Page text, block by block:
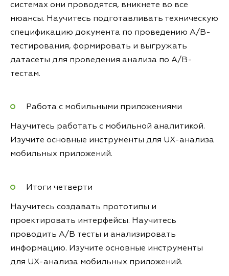
системах они проводятся, вникнете во все
нюансы. Научитесь подготавливать техническую
спецификацию документа по проведению A/B-
тестирования, формировать и выгружать
датасеты для проведения анализа по A/B-
тестам.
Работа с мобильными приложениями
Научитесь работать с мобильной аналитикой.
Изучите основные инструменты для UX-анализа
мобильных приложений.
Итоги четверти
Научитесь создавать прототипы и
проектировать интерфейсы. Научитесь
проводить A/B тесты и анализировать
информацию. Изучите основные инструменты
для UX-анализа мобильных приложений.